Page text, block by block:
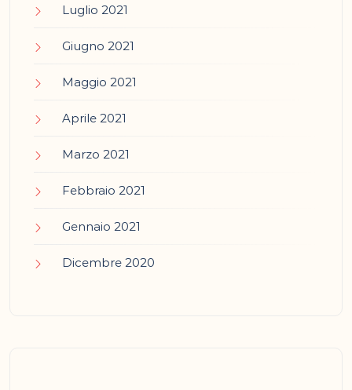
Luglio 2021
Giugno 2021
Maggio 2021
Aprile 2021
Marzo 2021
Febbraio 2021
Gennaio 2021
Dicembre 2020